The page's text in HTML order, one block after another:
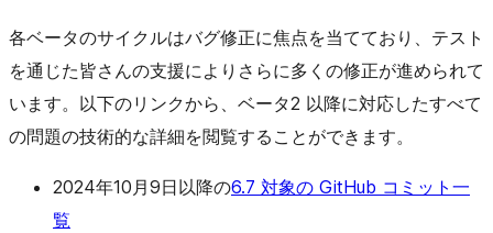
各ベータのサイクルはバグ修正に焦点を当てており、テスト
を通じた皆さんの支援によりさらに多くの修正が進められて
います。以下のリンクから、ベータ2 以降に対応したすべて
の問題の技術的な詳細を閲覧することができます。
2024年10月9日以降の6.7 対象の GitHub コミット一
覧